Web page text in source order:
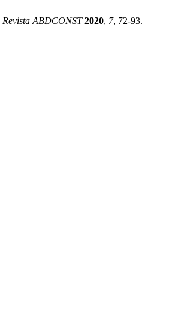
Revista ABDCONST 2020, 7, 72-93.